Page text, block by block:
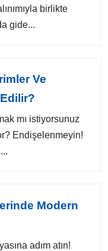
birlikte
gide...
Ve
mı istiyorsunuz
Endişelenmeyin!
Modern
adım atın!